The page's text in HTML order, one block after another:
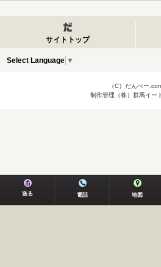
サイトトップ
Select Language ▼
（C）だんべー
制作管理（株）群馬イー
送る 電話 地図